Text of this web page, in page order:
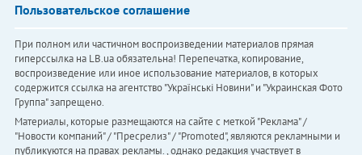
Пользовательское соглашение
При полном или частичном воспроизведении материалов прямая
гиперссылка на LB.ua обязательна! Перепечатка, копирование,
воспроизведение или иное использование материалов, в которых
содержится ссылка на агентство "Українськi Новини" и "Украинская Фото
Группа" запрещено.
Материалы, которые размещаются на сайте с меткой "Реклама" /
"Новости компаний" / "Пресрелиз" / "Promoted", являются рекламными и
публикуются на правах рекламы. , однако редакция участвует в